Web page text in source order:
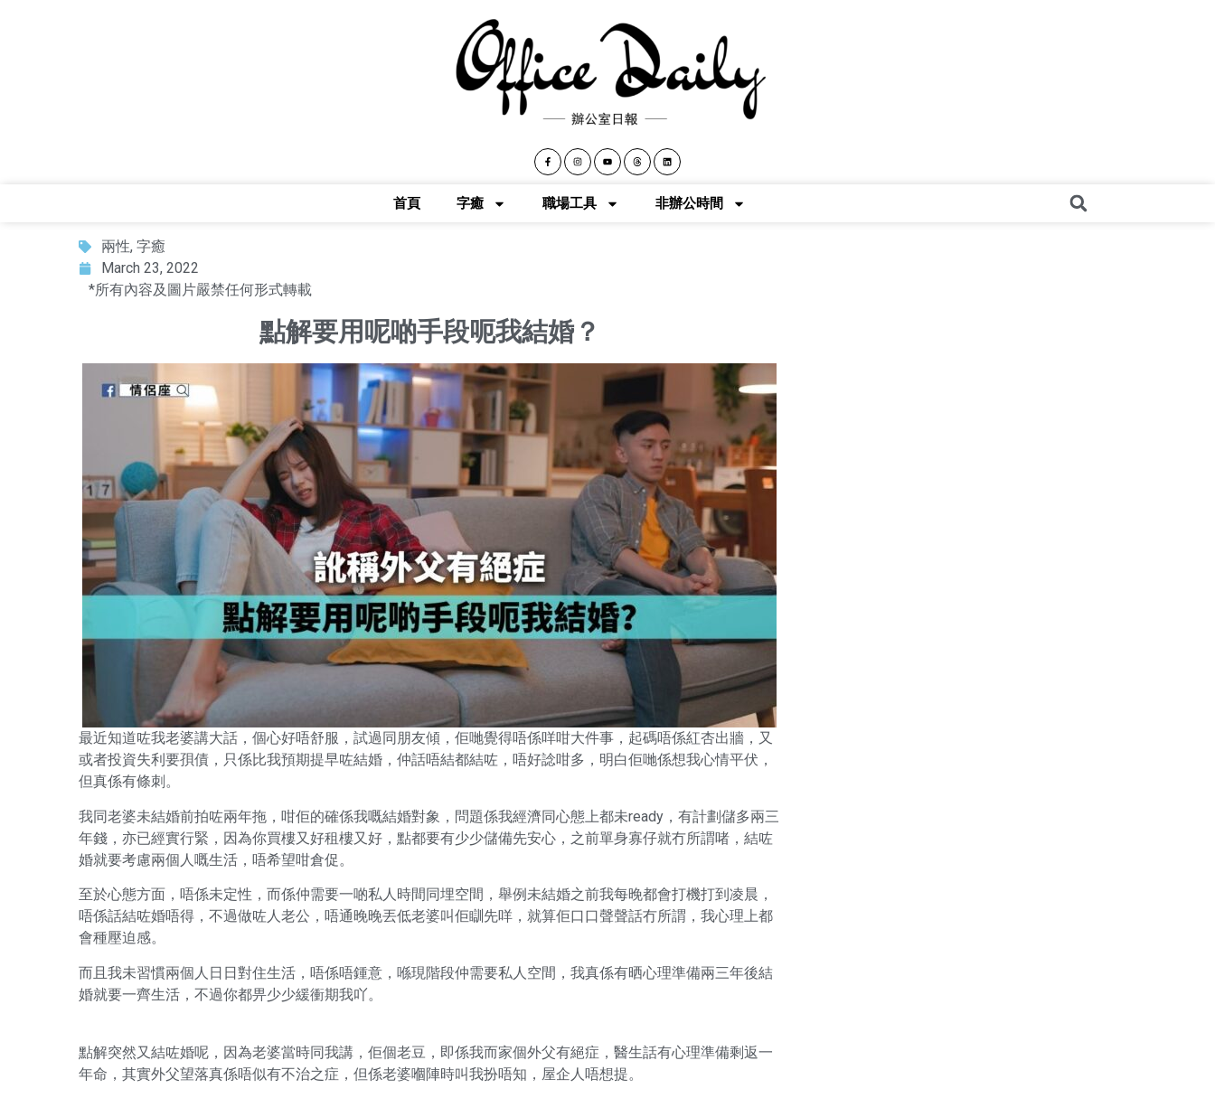
首頁 字癒 職場工具 非辦公時間
兩性, 字癒
March 23, 2022
*所有內容及圖片嚴禁任何形式轉載
點解要用呢啲手段呃我結婚？
最近知道咗我老婆講大話，個心好唔舒服，試過同朋友傾，佢哋覺得唔係咩咁大件事，起碼唔係紅杏出牆，又
或者投資失利要孭債，只係比我預期提早咗結婚，仲話唔結都結咗，唔好諗咁多，明白佢哋係想我心情平伏，
但真係有條刺。
我同老婆未結婚前拍咗兩年拖，咁佢的確係我嘅結婚對象，問題係我經濟同心態上都未ready，有計劃儲多兩三
年錢，亦已經實行緊，因為你買樓又好租樓又好，點都要有少少儲備先安心，之前單身寡仔就冇所謂啫，結咗
婚就要考慮兩個人嘅生活，唔希望咁倉促。
至於心態方面，唔係未定性，而係仲需要一啲私人時間同埋空間，舉例未結婚之前我每晚都會打機打到凌晨，
唔係話結咗婚唔得，不過做咗人老公，唔通晚晚丟低老婆叫佢瞓先咩，就算佢口口聲聲話冇所謂，我心理上都
會種壓迫感。
而且我未習慣兩個人日日對住生活，唔係唔鍾意，喺現階段仲需要私人空間，我真係有晒心理準備兩三年後結
婚就要一齊生活，不過你都畀少少緩衝期我吖。
點解突然又結咗婚呢，因為老婆當時同我講，佢個老豆，即係我而家個外父有絕症，醫生話有心理準備剩返一
年命，其實外父望落真係唔似有不治之症，但係老婆嗰陣時叫我扮唔知，屋企人唔想提。